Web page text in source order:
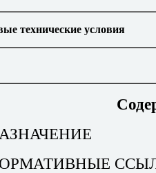
технические условия